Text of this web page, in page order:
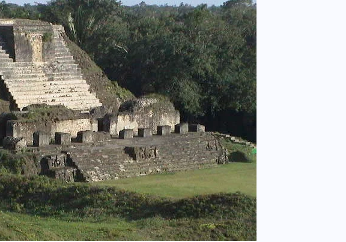
MÉXICO
BRAZIL
INTERNACIONAL NOTICIAS
El mandolinista brasileño Hamilton